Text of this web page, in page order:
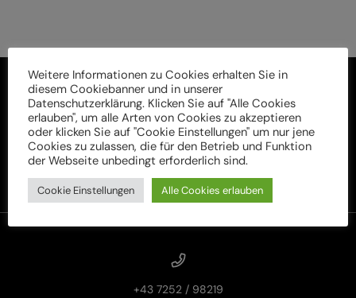
+43 7252 / 98219
Weitere Informationen zu Cookies erhalten Sie in
diesem Cookiebanner und in unserer
Datenschutzerklärung. Klicken Sie auf "Alle Cookies
erlauben", um alle Arten von Cookies zu akzeptieren
oder klicken Sie auf "Cookie Einstellungen" um nur jene
Cookies zu zulassen, die für den Betrieb und Funktion
der Webseite unbedingt erforderlich sind.
Cookie Einstellungen Alle Cookies erlauben